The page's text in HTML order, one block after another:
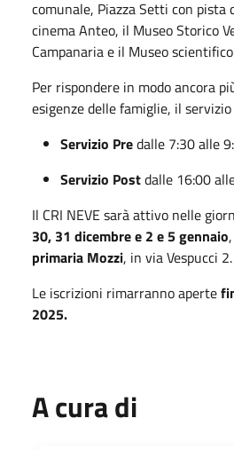
comunale, Piazza Setti con pista
cinema Anteo, il Museo Storico
Campanaria e il Museo
Per rispondere in modo ancora
esigenze delle famiglie, il
Servizio Predalle 7:30 alle
Servizio Postdalle 16:00
Il CRI NEVE sarà attivo nelle
30, 31 dicembre e 2 e 5 gennaio
primaria Mozzi, in via Vespucci 2.
Le iscrizioni rimarranno aperte
2025.
A cura di